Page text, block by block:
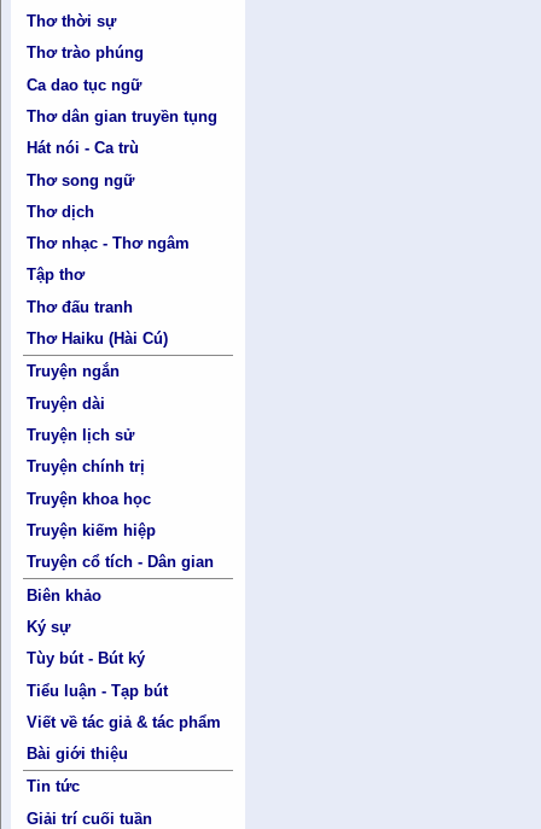
Thơ thời sự
Thơ trào phúng
Ca dao tục ngữ
Thơ dân gian truyền tụng
Hát nói - Ca trù
Thơ song ngữ
Thơ dịch
Thơ nhạc - Thơ ngâm
Tập thơ
Thơ đấu tranh
Thơ Haiku (Hài Cú)
Truyện ngắn
Truyện dài
Truyện lịch sử
Truyện chính trị
Truyện khoa học
Truyện kiếm hiệp
Truyện cổ tích - Dân gian
Biên khảo
Ký sự
Tùy bút - Bút ký
Tiểu luận - Tạp bút
Viết về tác giả & tác phẩm
Bài giới thiệu
Tin tức
Giải trí cuối tuần